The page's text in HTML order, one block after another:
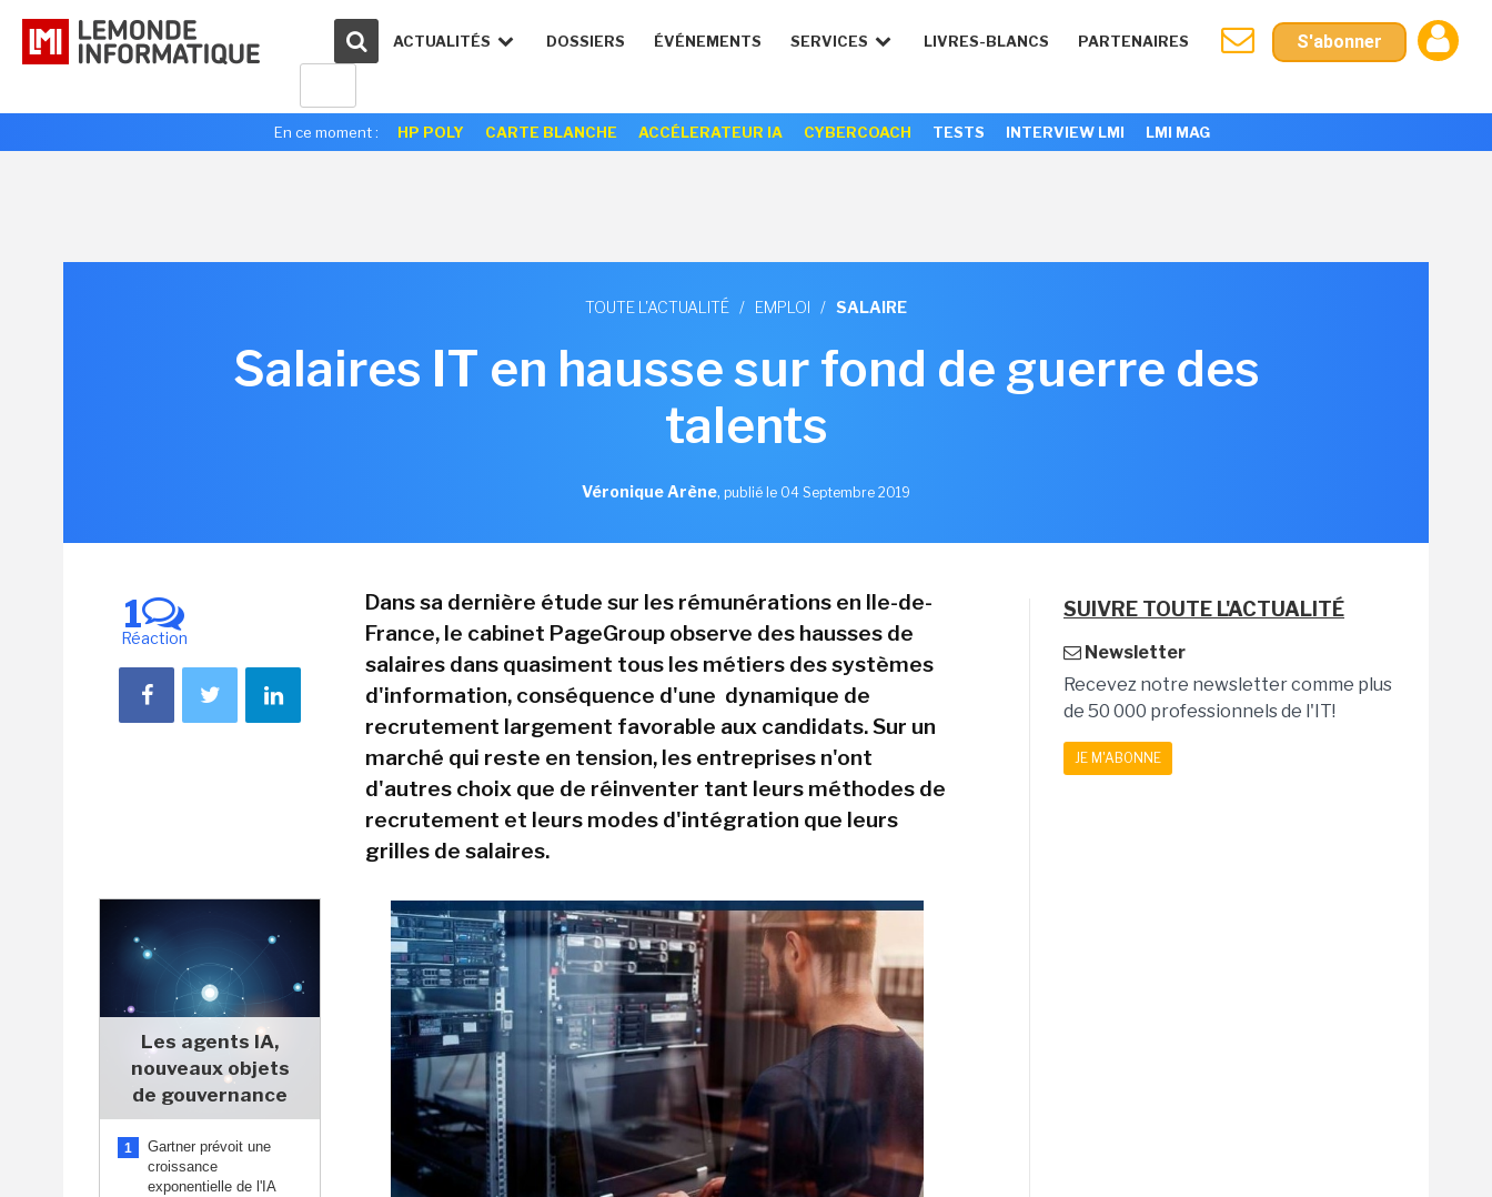
ACTUALITÉS DOSSIERS ÉVÉNEMENTS SERVICES LIVRES-BLANCS PARTENAIRES S'abonner
En ce moment : HP POLY CARTE BLANCHE ACCÉLERATEUR IA CYBERCOACH TESTS INTERVIEW LMI LMI MAG
TOUTE L'ACTUALITÉ / EMPLOI / SALAIRE
Salaires IT en hausse sur fond de guerre des
talents
Véronique Arène, publié le 04 Septembre 2019
1
Réaction
Les agents IA,
nouveaux objets
de gouvernance
1
Gartner prévoit une
croissance
exponentielle de l'IA
Dans sa dernière étude sur les rémunérations en Ile-de-
France, le cabinet PageGroup observe des hausses de
salaires dans quasiment tous les métiers des systèmes
d'information, conséquence d'une dynamique de
recrutement largement favorable aux candidats. Sur un
marché qui reste en tension, les entreprises n'ont
d'autres choix que de réinventer tant leurs méthodes de
recrutement et leurs modes d'intégration que leurs
grilles de salaires.
SUIVRE TOUTE L'ACTUALITÉ
Newsletter
Recevez notre newsletter comme plus
de 50 000 professionnels de l'IT!
JE M'ABONNE